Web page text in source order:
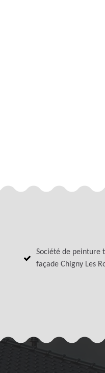
Société de peinture
façade Chigny Les